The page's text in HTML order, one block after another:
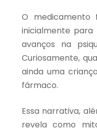
O medicamento
inicialmente para
avanços na
Curiosamente,
ainda uma
fármaco.
Essa narrativa,
revela como